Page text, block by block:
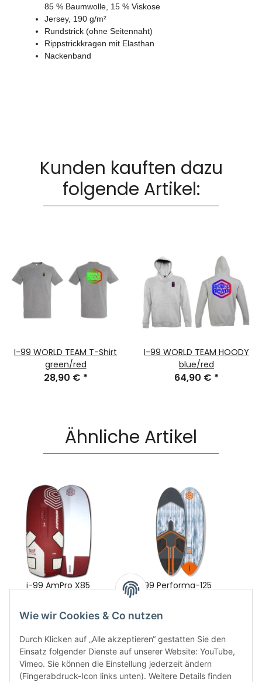
85 % Baumwolle, 15 % Viskose
Jersey, 190 g/m²
Rundstrick (ohne Seitennaht)
Rippstrickkragen mit Elasthan
Nackenband
Kunden kauften dazu
folgende Artikel:
I-99 WORLD TEAM T-Shirt
green/red
28,90 € *
I-99 WORLD TEAM HOODY
blue/red
64,90 € *
Ähnliche Artikel
i-99 AmPro X85 i-99 Performa-125
Wie wir Cookies & Co nutzen
Durch Klicken auf „Alle akzeptieren“ gestatten Sie den
Einsatz folgender Dienste auf unserer Website: YouTube,
Vimeo. Sie können die Einstellung jederzeit ändern
(Fingerabdruck-Icon links unten). Weitere Details finden